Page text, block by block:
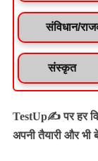
संविधान/
संस्कृत
TestUp✍️ पर हर
अपनी तैयारी और